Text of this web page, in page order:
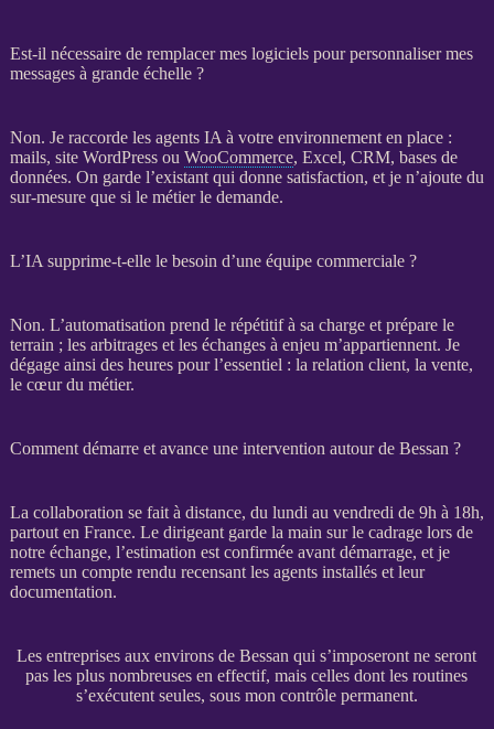
Est-il nécessaire de remplacer mes logiciels pour personnaliser mes
messages à grande échelle ?
Non. Je raccorde les agents IA à votre environnement en place :
mails, site WordPressou WooCommerce, Excel, CRM, bases de
données. On garde l’existant qui donne satisfaction, et je n’ajoute du
sur-mesure que si le métier le demande.
L’IA supprime-t-elle le besoin d’une équipe commerciale ?
Non. L’automatisation prend le répétitif à sa charge et prépare le
terrain ; les arbitrages et les échanges à enjeu m’appartiennent. Je
dégage ainsi des heures pour l’essentiel : la relation client, la vente,
le cœur du métier.
Comment démarre et avance une intervention autour de Bessan ?
La collaboration se fait à distance, du lundi au vendredi de 9h à 18h,
partout en France. Le dirigeant garde la main sur le cadragelors de
notre échange, l’estimation est confirmée avant démarrage, et je
remets un compte rendu recensant les agentsinstallés et leur
documentation.
Les entreprises aux environs de Bessan qui s’imposeront ne seront
pas les plus nombreuses en effectif, mais celles dont les routines
s’exécutent seules, sous mon contrôle permanent.